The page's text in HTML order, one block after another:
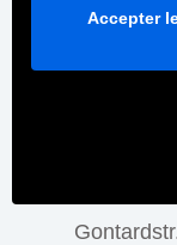
Accepter